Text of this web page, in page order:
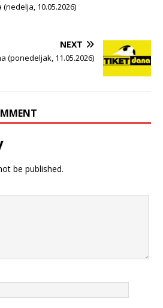
10.05.2026)
NEXT
(ponedeljak, 11.05.2026)
be published.